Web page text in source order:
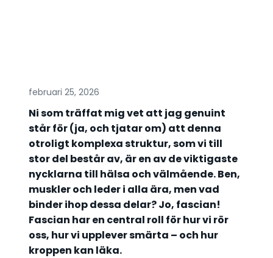
februari 25, 2026
Ni som träffat mig vet att jag genuint
står för (ja, och tjatar om) att denna
otroligt komplexa struktur, som vi till
stor del består av, är en av de viktigaste
nycklarna till hälsa och välmående. Ben,
muskler och leder i alla ära, men vad
binder ihop dessa delar? Jo, fascian!
Fascian har en central roll för hur vi rör
oss, hur vi upplever smärta – och hur
kroppen kan läka.